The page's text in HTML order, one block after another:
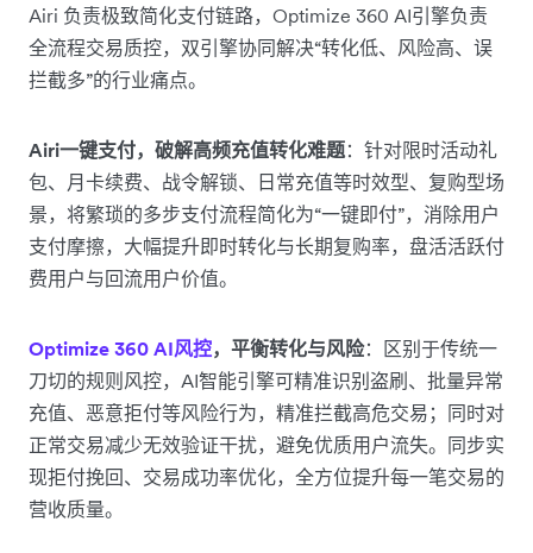
Airi 负责极致简化支付链路，Optimize 360 AI引擎负责
全流程交易质控，双引擎协同解决“转化低、风险高、误
拦截多”的行业痛点。
Airi一键支付，破解高频充值转化难题：针对限时活动礼
包、月卡续费、战令解锁、日常充值等时效型、复购型场
景，将繁琐的多步支付流程简化为“一键即付”，消除用户
支付摩擦，大幅提升即时转化与长期复购率，盘活活跃付
费用户与回流用户价值。
Optimize 360 AI风控，平衡转化与风险：区别于传统一
刀切的规则风控，AI智能引擎可精准识别盗刷、批量异常
充值、恶意拒付等风险行为，精准拦截高危交易；同时对
正常交易减少无效验证干扰，避免优质用户流失。同步实
现拒付挽回、交易成功率优化，全方位提升每一笔交易的
营收质量。